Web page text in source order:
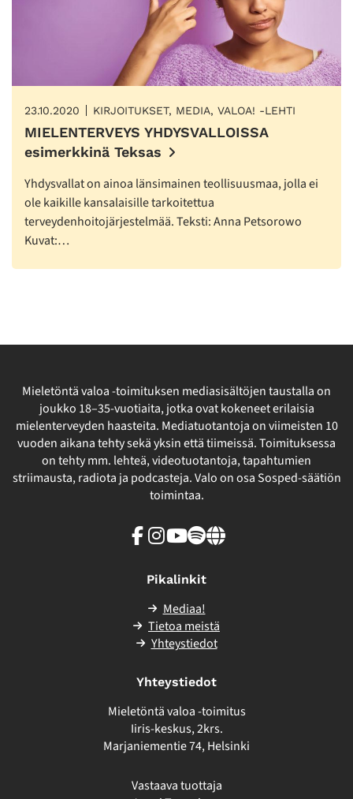
23.10.2020 KIRJOITUKSET, MEDIA, VALOA! -LEHTI
MIELENTERVEYS YHDYSVALLOISSA
esimerkkinä Teksas
Yhdysvallat on ainoa länsimainen teollisuusmaa, jolla ei
ole kaikille kansalaisille tarkoitettua
terveydenhoitojärjestelmää. Teksti: Anna Petsorowo
Kuvat:…
Mieletöntä valoa -toimituksen mediasisältöjen taustalla on
joukko 18–35-vuotiaita, jotka ovat kokeneet erilaisia
mielenterveyden haasteita. Mediatuotantoja on viimeisten 10
vuoden aikana tehty sekä yksin että tiimeissä. Toimituksessa
on tehty mm. lehteä, videotuotantoja, tapahtumien
striimausta, radiota ja podcasteja. Valo on osa Sosped-säätiön
toimintaa.
Facebook
Instagram
Youtube
SpotifyLinkki
Pikalinkit
Mediaa!
Tietoa meistä
Yhteystiedot
Yhteystiedot
Mieletöntä valoa -toimitus
Iiris-keskus, 2krs.
Marjaniementie 74, Helsinki
Vastaava tuottaja